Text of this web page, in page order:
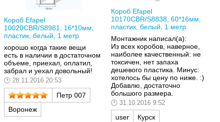
Короб Efapel
10020CBR/S8981, 16*10мм,
пластик, белый, 1 метр
хорошо когда такие вещи
есть в наличии в достаточном
объеме, приехал, оплатил,
забрал и уехал довольный!
28.11.2016 20:53
Петр 007
Воронеж
Короб Efapel
10170CBR/S8838, 60*16мм,
пластик, белый, 1 метр
Монтажник написал(а):
Из всех коробов, наверное,
наиболее качественный: не
токсичен, нет запаха
дешевого пластика. Минус:
хотелось бы цену по ниже. :)
Добавлю, достаточно
большого размера.
31.10.2016 9:52
user Курск